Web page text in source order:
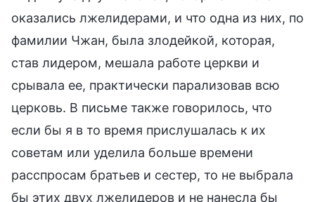
оказались лжелидерами, и что одна из них, по
фамилии Чжан, была злодейкой, которая,
став лидером, мешала работе церкви и
срывала ее, практически парализовав всю
церковь. В письме также говорилось, что
если бы я в то время прислушалась к их
советам или уделила больше времени
расспросам братьев и сестер, то не выбрала
бы этих двух лжелидеров и не нанесла бы